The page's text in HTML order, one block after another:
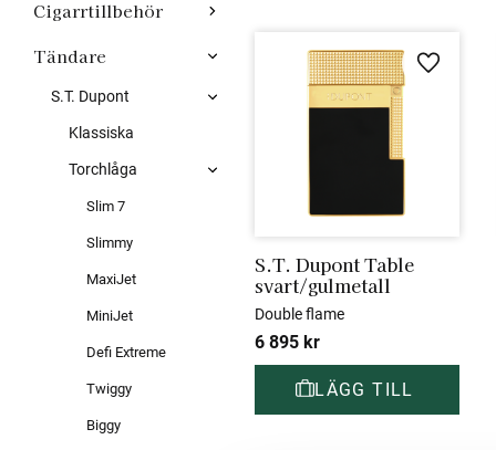
Cigarrtillbehör
Tändare
S.T. Dupont
Klassiska
Torchlåga
Slim 7
Slimmy
MaxiJet
MiniJet
Defi Extreme
Twiggy
Biggy
S.T. Dupont Table
svart/gulmetall
Double flame
6 895 kr
Lägg till